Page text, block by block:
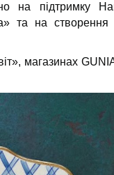
на підтримку
та на створення
магазинах